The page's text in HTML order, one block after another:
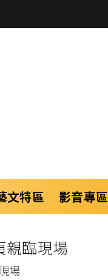
文特區 影音專區
親臨現場
場